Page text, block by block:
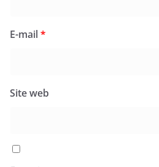
E-mail*
Site web